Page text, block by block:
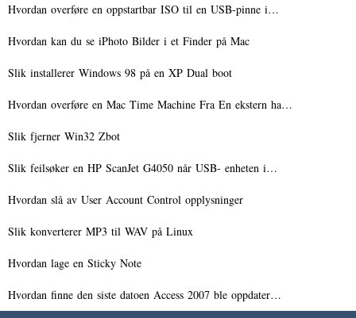
Hvordan overføre en oppstartbar ISO til en USB-pinne i…
Hvordan kan du se iPhoto Bilder i et Finder på Mac
Slik installerer Windows 98 på en XP Dual boot
Hvordan overføre en Mac Time Machine Fra En ekstern ha…
Slik fjerner Win32 Zbot
Slik feilsøker en HP ScanJet G4050 når USB- enheten i…
Hvordan slå av User Account Control opplysninger
Slik konverterer MP3 til WAV på Linux
Hvordan lage en Sticky Note
Hvordan finne den siste datoen Access 2007 ble oppdater…